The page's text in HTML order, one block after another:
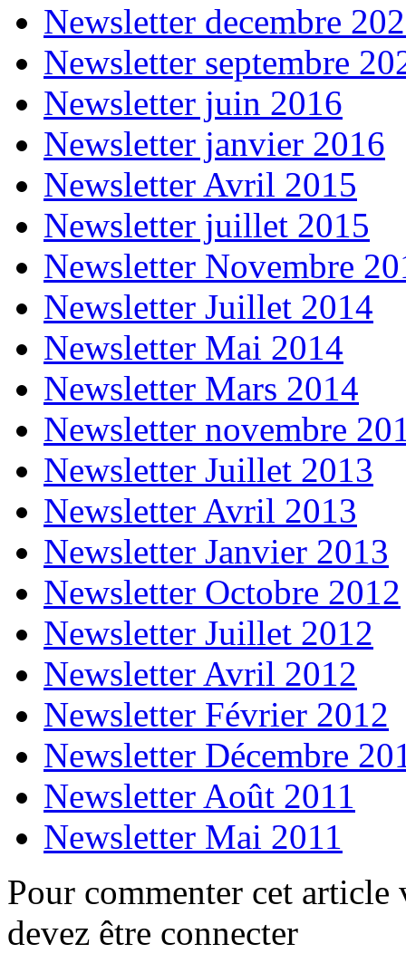
Newsletter decembre
Newsletter septembre
Newsletter juin 2016
Newsletter janvier 2016
Newsletter Avril 2015
Newsletter juillet 2015
Newsletter Novembre
Newsletter Juillet 2014
Newsletter Mai 2014
Newsletter Mars 2014
Newsletter novembre
Newsletter Juillet 2013
Newsletter Avril 2013
Newsletter Janvier 2013
Newsletter Octobre 2012
Newsletter Juillet 2012
Newsletter Avril 2012
Newsletter Février 2012
Newsletter Décembre
Newsletter Août 2011
Newsletter Mai 2011
Pour commenter cet article
devez être connecter